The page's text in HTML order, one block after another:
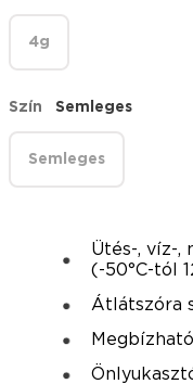
4g
Szín Semleges
Semleges
Ütés-, víz-,
(-50°C-tól
Átlátszóra